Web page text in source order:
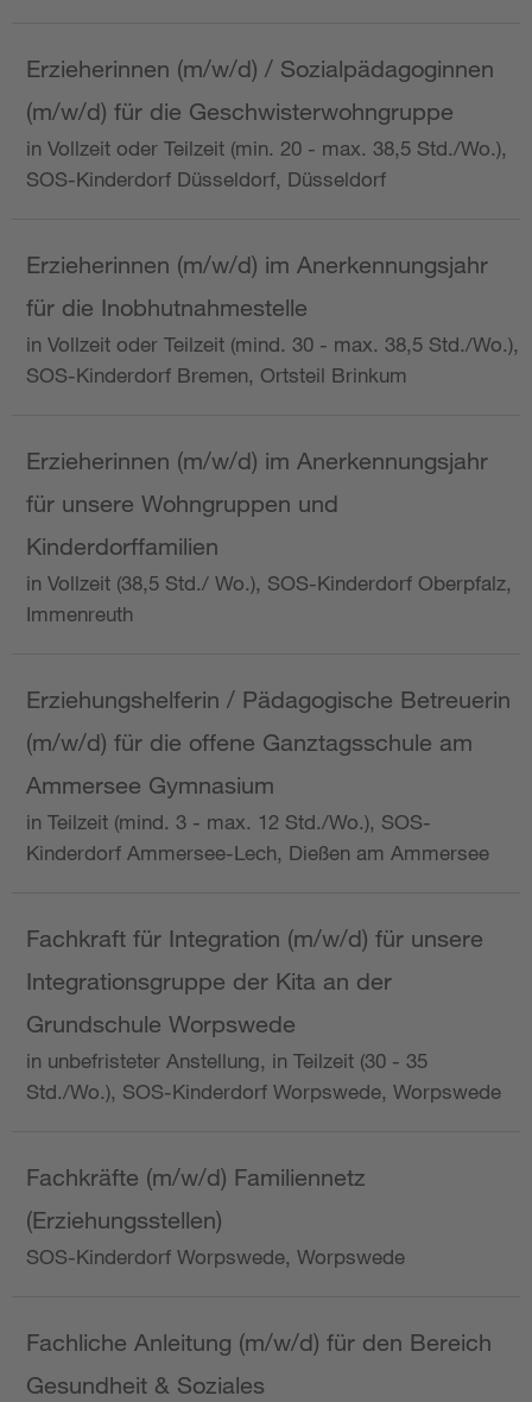
Erzieherinnen (m/w/d) / Sozialpädagoginnen
(m/w/d) für die Geschwisterwohngruppe
in Vollzeit oder Teilzeit (min. 20 - max. 38,5 Std./Wo.),
SOS-Kinderdorf Düsseldorf, Düsseldorf
Erzieherinnen (m/w/d) im Anerkennungsjahr
für die Inobhutnahmestelle
in Vollzeit oder Teilzeit (mind. 30 - max. 38,5 Std./Wo.),
SOS-Kinderdorf Bremen, Ortsteil Brinkum
Erzieherinnen (m/w/d) im Anerkennungsjahr
für unsere Wohngruppen und
Kinderdorffamilien
in Vollzeit (38,5 Std./ Wo.), SOS-Kinderdorf Oberpfalz,
Immenreuth
Erziehungshelferin / Pädagogische Betreuerin
(m/w/d) für die offene Ganztagsschule am
Ammersee Gymnasium
in Teilzeit (mind. 3 - max. 12 Std./Wo.), SOS-
Kinderdorf Ammersee-Lech, Dießen am Ammersee
Fachkraft für Integration (m/w/d) für unsere
Integrationsgruppe der Kita an der
Grundschule Worpswede
in unbefristeter Anstellung, in Teilzeit (30 - 35
Std./Wo.), SOS-Kinderdorf Worpswede, Worpswede
Fachkräfte (m/w/d) Familiennetz
(Erziehungsstellen)
SOS-Kinderdorf Worpswede, Worpswede
Fachliche Anleitung (m/w/d) für den Bereich
Gesundheit & Soziales